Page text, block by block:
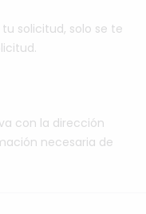
solicitud, solo se te
con la dirección
necesaria de